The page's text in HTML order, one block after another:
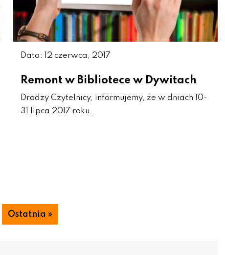
Data: 12 czerwca, 2017
Remont w Bibliotece w Dywitach
Drodzy Czytelnicy, informujemy, że w dniach 10-
31 lipca 2017 roku…
Ostatnia »